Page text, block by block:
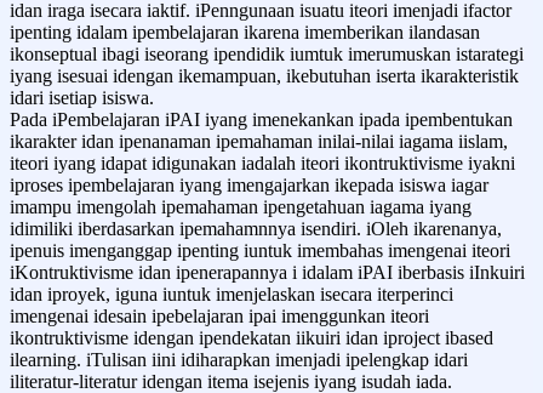
idan iraga isecara iaktif. iPenngunaan isuatu iteori imenjadi ifactor
ipenting idalam ipembelajaran ikarena imemberikan ilandasan
ikonseptual ibagi iseorang ipendidik iumtuk imerumuskan istarategi
iyang isesuai idengan ikemampuan, ikebutuhan iserta ikarakteristik
idari isetiap isiswa.
Pada iPembelajaran iPAI iyang imenekankan ipada ipembentukan
ikarakter idan ipenanaman ipemahaman inilai-nilai iagama iislam,
iteori iyang idapat idigunakan iadalah iteori ikontruktivisme iyakni
iproses ipembelajaran iyang imengajarkan ikepada isiswa iagar
imampu imengolah ipemahaman ipengetahuan iagama iyang
idimiliki iberdasarkan ipemahamnnya isendiri. iOleh ikarenanya,
ipenuis imenganggap ipenting iuntuk imembahas imengenai iteori
iKontruktivisme idan ipenerapannya i idalam iPAI iberbasis iInkuiri
idan iproyek, iguna iuntuk imenjelaskan isecara iterperinci
imengenai idesain ipebelajaran ipai imenggunkan iteori
ikontruktivisme idengan ipendekatan iikuiri idan iproject ibased
ilearning. iTulisan iini idiharapkan imenjadi ipelengkap idari
iliteratur-literatur idengan itema isejenis iyang isudah iada.